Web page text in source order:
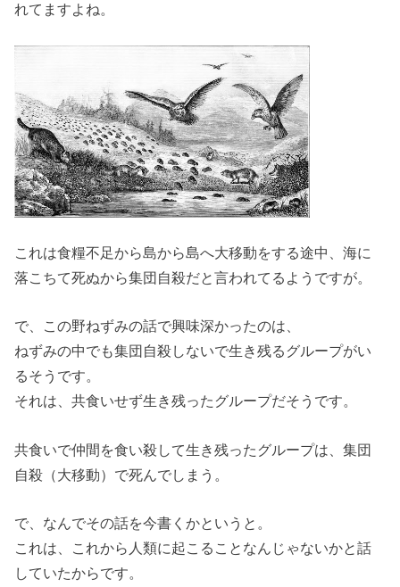
れてますよね。
これは食糧不足から島から島へ大移動をする途中、海に
落こちて死ぬから集団自殺だと言われてるようですが。
で、この野ねずみの話で興味深かったのは、
ねずみの中でも集団自殺しないで生き残るグループがい
るそうです。
それは、共食いせず生き残ったグループだそうです。
共食いで仲間を食い殺して生き残ったグループは、集団
自殺（大移動）で死んでしまう。
で、なんでその話を今書くかというと。
これは、これから人類に起こることなんじゃないかと話
していたからです。